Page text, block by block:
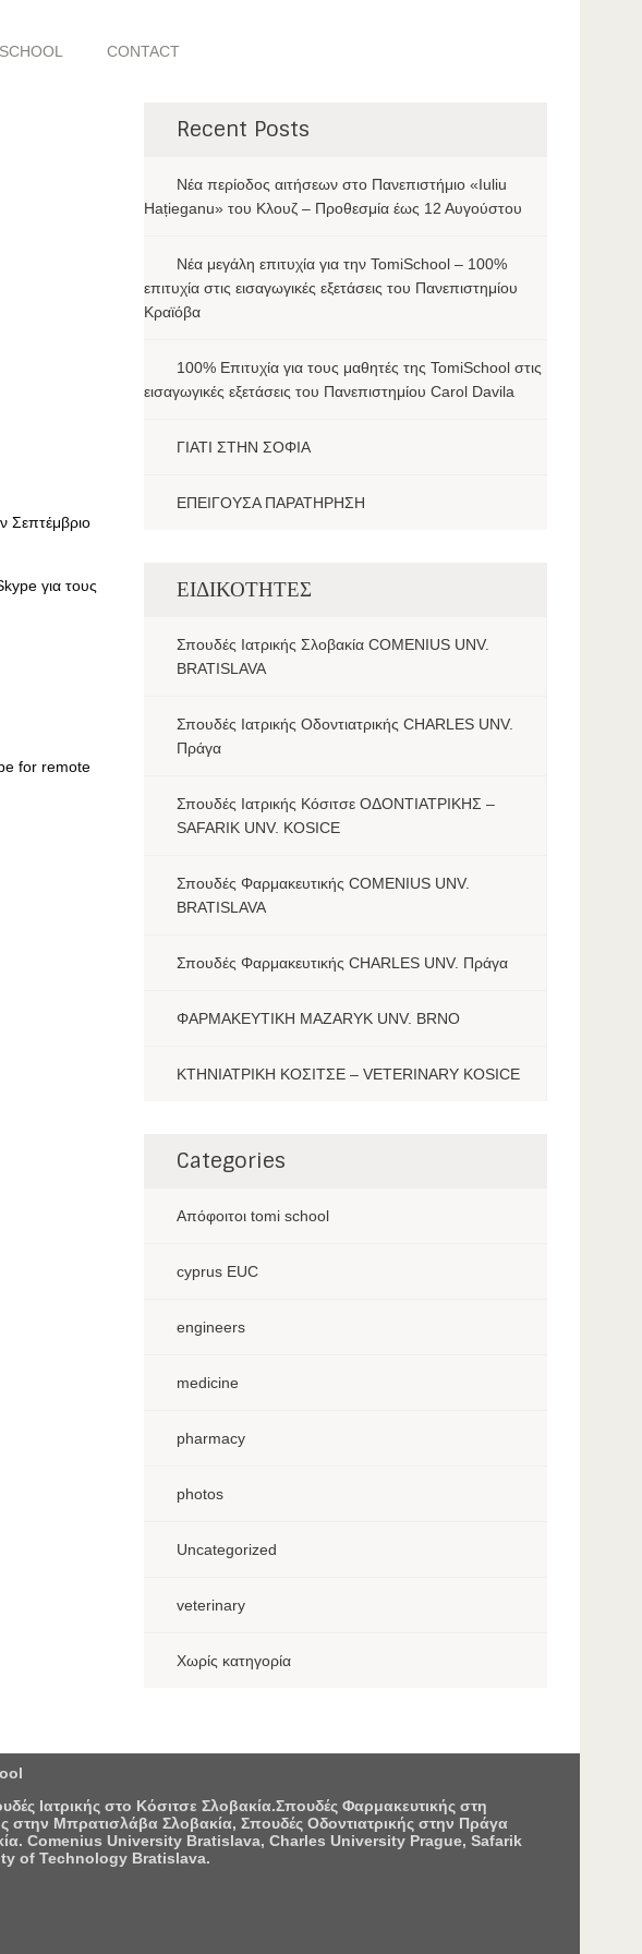
CONTACT
Σεπτέμβριο
για τους
for remote
Recent Posts
Νέα περίοδος αιτήσεων στο Πανεπιστήμιο «Iuliu
Hațieganu» του Κλουζ – Προθεσμία έως 12 Αυγούστου
Νέα μεγάλη επιτυχία για την TomiSchool – 100%
επιτυχία στις εισαγωγικές εξετάσεις του Πανεπιστημίου
Κραϊόβα
100% Επιτυχία για τους μαθητές της TomiSchool στις
εισαγωγικές εξετάσεις του Πανεπιστημίου Carol Davila
ΓΙΑΤΙ ΣΤΗΝ ΣΟΦΙΑ
ΕΠΕΙΓΟΥΣΑ ΠΑΡΑΤΗΡΗΣΗ
ΕΙΔΙΚΟΤΗΤΕΣ
Σπουδές Ιατρικής Σλοβακία COMENIUS UNV.
BRATISLAVA
Σπουδές Ιατρικής Οδοντιατρικής CHARLES UNV.
Πράγα
Σπουδές Ιατρικής Κόσιτσε ΟΔΟΝΤΙΑΤΡΙΚΗΣ –
SAFARIK UNV. KOSICE
Σπουδές Φαρμακευτικής COMENIUS UNV.
BRATISLAVA
Σπουδές Φαρμακευτικής CHARLES UNV. Πράγα
ΦΑΡΜΑΚΕΥΤΙΚΗ MAZARYK UNV. BRNO
ΚΤΗΝΙΑΤΡΙΚΗ ΚΟΣΙΤΣΕ – VETERINARY KOSICE
Categories
Aπόφοιτοι tomi school
cyprus EUC
engineers
medicine
pharmacy
photos
Uncategorized
veterinary
Χωρίς κατηγορία
Ιατρικής στο Κόσιτσε Σλοβακία.Σπουδές Φαρμακευτικής στη
στην Μπρατισλάβα Σλοβακία, Σπουδές Οδοντιατρικής στην Πράγα
Comenius University Bratislava, Charles University Prague, Safarik
of Technology Bratislava.